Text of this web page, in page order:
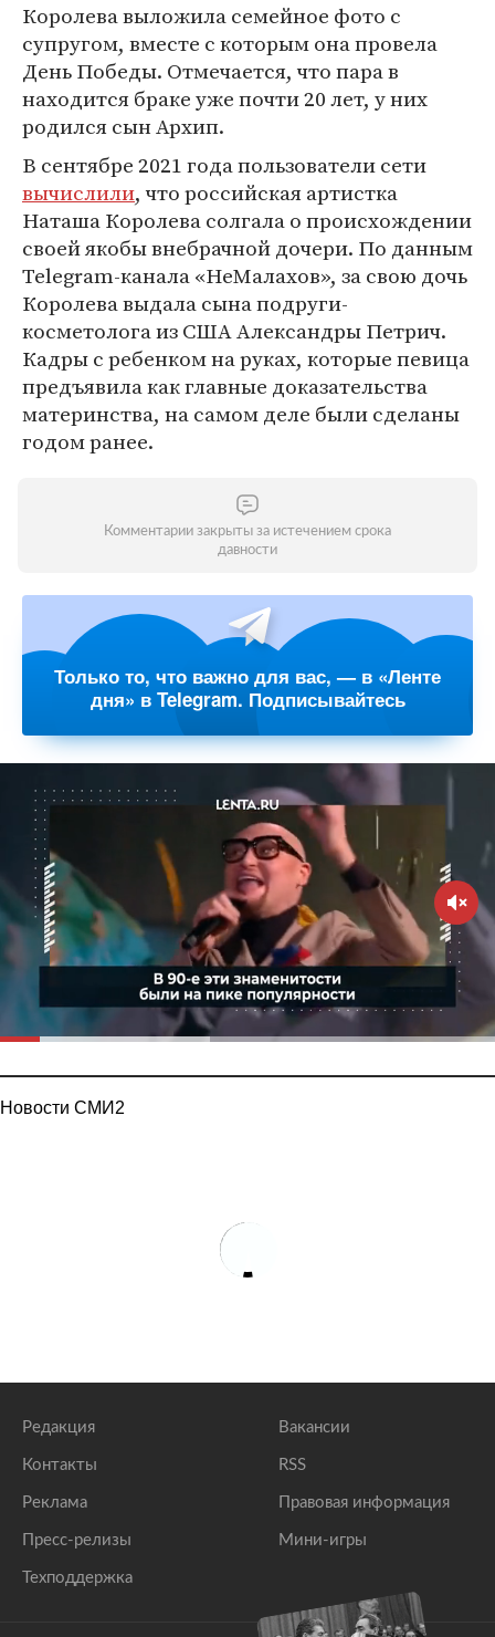
Королева выложила семейное фото с
супругом, вместе с которым она провела
День Победы. Отмечается, что пара в
находится браке уже почти 20 лет, у них
родился сын Архип.
В сентябре 2021 года пользователи сети
вычислили, что российская артистка
Наташа Королева солгала о происхождении
своей якобы внебрачной дочери. По данным
Telegram-канала «НеМалахов», за свою дочь
Королева выдала сына подруги-
косметолога из США Александры Петрич.
Кадры с ребенком на руках, которые певица
предъявила как главные доказательства
материнства, на самом деле были сделаны
годом ранее.
Комментарии закрыты за истечением срока
давности
Только то, что важно для вас, — в «Ленте
дня» в Telegram. Подписывайтесь
Новости СМИ2
Редакция
Контакты
Реклама
Пресс-релизы
Техподдержка
Вакансии
RSS
Правовая информация
Мини-игры